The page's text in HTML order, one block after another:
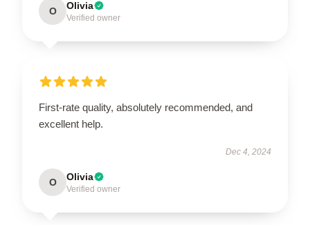
O Olivia
Verified owner
First-rate quality, absolutely recommended, and
excellent help.
Dec 4, 2024
O Olivia
Verified owner